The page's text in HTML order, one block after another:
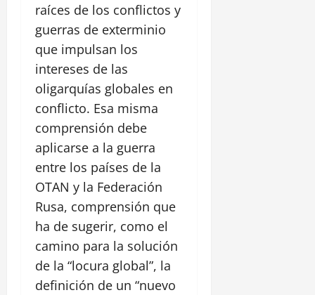
raíces de los conflictos y
guerras de exterminio
que impulsan los
intereses de las
oligarquías globales en
conflicto. Esa misma
comprensión debe
aplicarse a la guerra
entre los países de la
OTAN y la Federación
Rusa, comprensión que
ha de sugerir, como el
camino para la solución
de la “locura global”, la
definición de un “nuevo